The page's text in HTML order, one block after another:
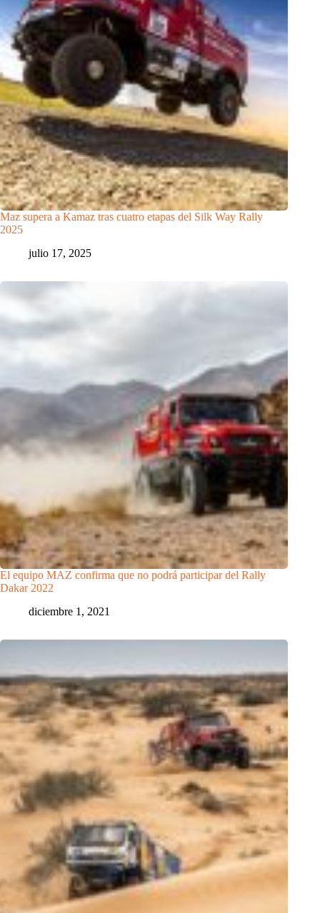
Maz supera a Kamaz tras cuatro etapas del Silk Way Rally
2025
julio 17, 2025
El equipo MAZ confirma que no podrá participar del Rally
Dakar 2022
diciembre 1, 2021